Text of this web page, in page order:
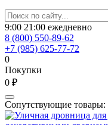
9:00 21:00 ежедневно
8 (800) 550-89-62
+7 (985) 625-77-72
0
Покупки
0 ₽
Сопутствующие товары: